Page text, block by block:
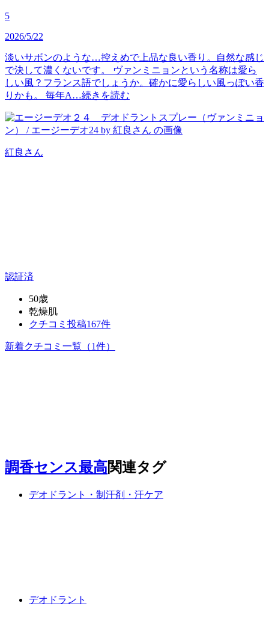
5
2026/5/22
淡いサボンのような…控えめで上品な良い香り。自然な感じ
で決して濃くないです。 ヴァンミニョンという名称は愛ら
しい風？フランス語でしょうか。確かに愛らしい風っぽい香
りかも。 毎年A…続きを読む
紅良 さん
認証済
50歳
乾燥肌
クチコミ投稿167件
新着クチコミ一覧 （1件）
調香センス最高関連タグ
デオドラント・制汗剤・汗ケア
デオドラント